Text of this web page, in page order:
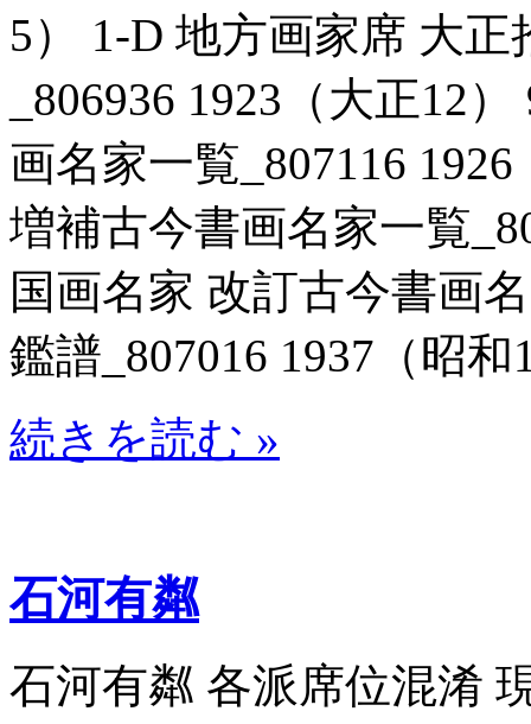
5） 1-D 地方画家席 大
_806936 1923（大正12
画名家一覧_807116
増補古今書画名家一覧
国画名家 改訂古今書画
鑑譜_807016 1937（昭和
続きを読む »
石河有粼
石河有粼 各派席位混淆